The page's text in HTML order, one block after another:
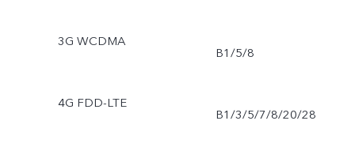
3G WCDMA
B1/5/8
4G FDD-LTE
B1/3/5/7/8/20/28